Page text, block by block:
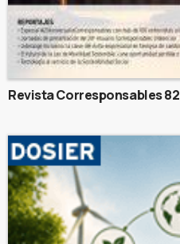
Revista Corresponsables 82